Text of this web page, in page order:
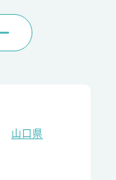
山口県